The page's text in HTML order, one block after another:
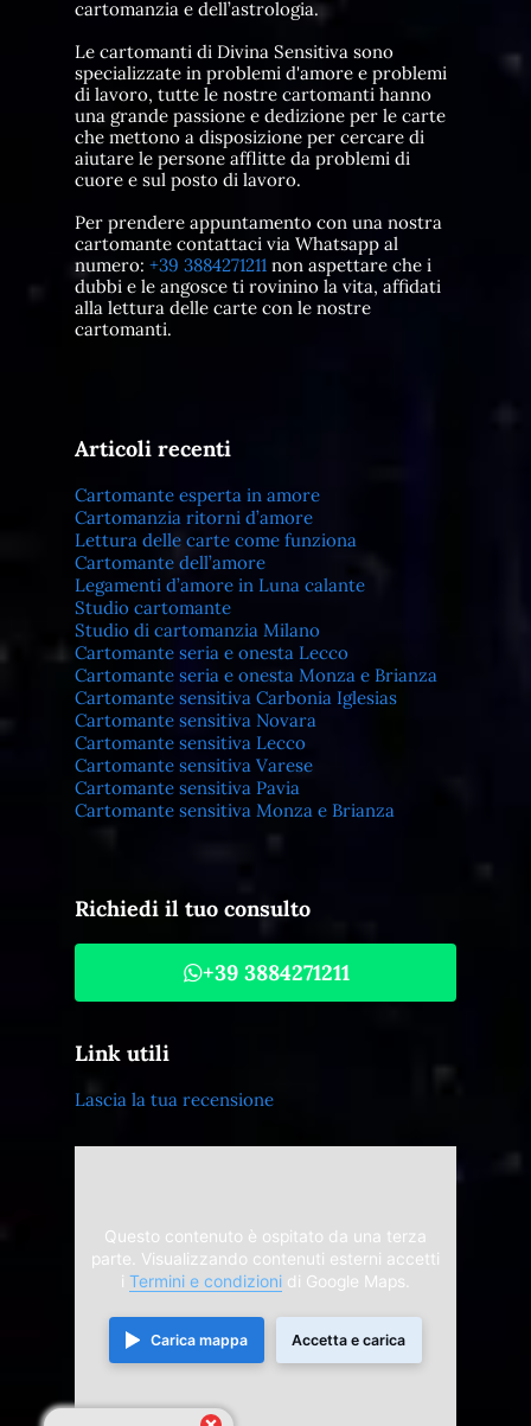
cartomanzia e dell’astrologia.
Le cartomanti di Divina Sensitiva sono
specializzate in problemi d'amore e problemi
di lavoro, tutte le nostre cartomanti hanno
una grande passione e dedizione per le carte
che mettono a disposizione per cercare di
aiutare le persone afflitte da problemi di
cuore e sul posto di lavoro.
Per prendere appuntamento con una nostra
cartomante contattaci via Whatsapp al
numero: +39 3884271211non aspettare che i
dubbi e le angosce ti rovinino la vita, affidati
alla lettura delle carte con le nostre
cartomanti.
Articoli recenti
Cartomante esperta in amore
Cartomanzia ritorni d’amore
Lettura delle carte come funziona
Cartomante dell’amore
Legamenti d’amore in Luna calante
Studio cartomante
Studio di cartomanzia Milano
Cartomante seria e onesta Lecco
Cartomante seria e onesta Monza e Brianza
Cartomante sensitiva Carbonia Iglesias
Cartomante sensitiva Novara
Cartomante sensitiva Lecco
Cartomante sensitiva Varese
Cartomante sensitiva Pavia
Cartomante sensitiva Monza e Brianza
Richiedi il tuo consulto
+39 3884271211
Link utili
Lascia la tua recensione
Questo contenuto è ospitato da una terza
parte. Visualizzando contenuti esterni accetti
i Termini e condizioni di Google Maps.
Carica mappa Accetta e carica